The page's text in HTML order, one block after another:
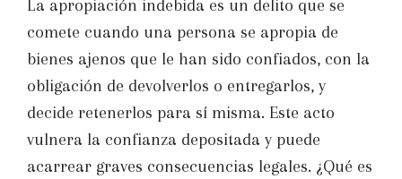
La apropiación indebida es un delito que se
comete cuando una persona se apropia de
bienes ajenos que le han sido confiados, con la
obligación de devolverlos o entregarlos, y
decide retenerlos para sí misma. Este acto
vulnera la confianza depositada y puede
acarrear graves consecuencias legales. ¿Qué es